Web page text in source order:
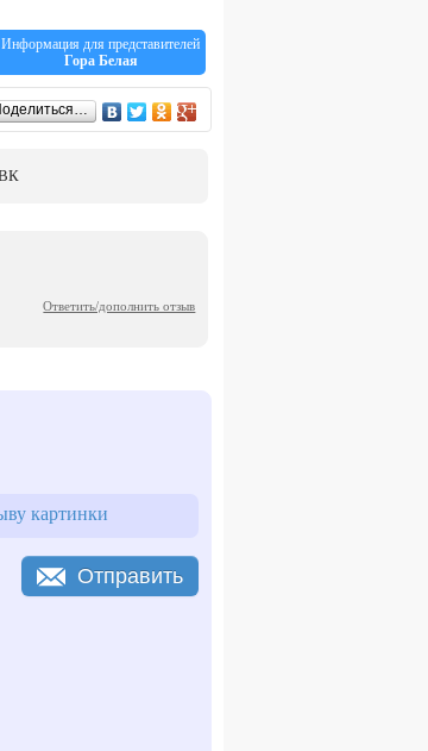
Информация для представителей
Гора Белая
Ответить/дополнить отзыв
картинки
Отправить